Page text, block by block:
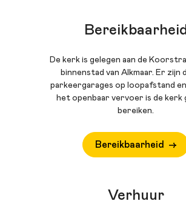
Bereikbaarheid
De kerk is gelegen aan de
binnenstad van Alkmaar. Er zijn
parkeergarages op loopafstand
het openbaar vervoer is de kerk
bereiken.
Bereikbaarheid
Verhuur